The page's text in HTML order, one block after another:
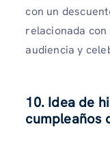
con un
relacionada
audiencia y
10. Idea de
cumpleaños